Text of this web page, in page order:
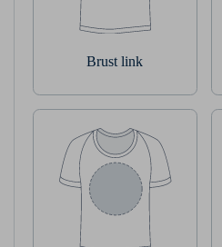
Brust link